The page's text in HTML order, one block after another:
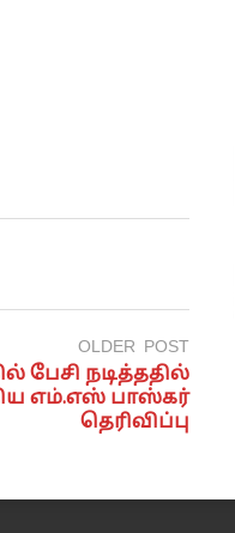
OLDER POST
பேசி நடித்ததில்
எம்.எஸ் பாஸ்கர்
தெரிவிப்பு